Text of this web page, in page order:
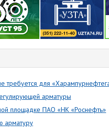
требуется для
арматуры
площадке ПАО «НК «Роснефть»
арматуру